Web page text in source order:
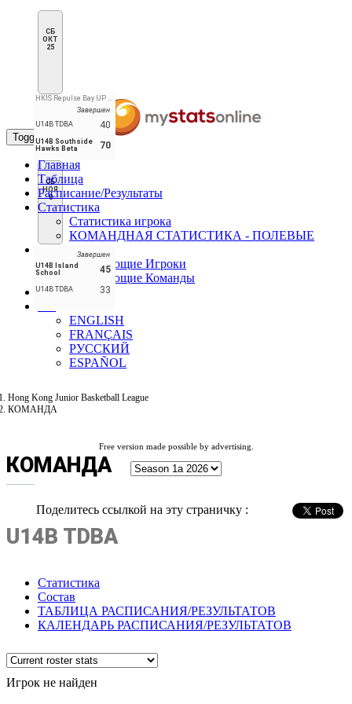
СБ
ОКТ
25
HKIS Repulse Bay UP Gym
Завершен
U14B TDBA
40
U14B Southside
Hawks Beta
70
СБ
НОЯ
8
Завершен
U14B Island
School
45
U14B TDBA 33
Toggle navigation
Главная
Таблица
Расписание/Результаты
Статистика
Статистика игрока
КОМАНДНАЯ СТАТИСТИКА - ПОЛЕВЫЕ
Лидеры
Лидирующие Игроки
Лидирующие Команды
Форум
ENGLISH
FRANÇAIS
РУССКИЙ
ESPAÑOL
Hong Kong Junior Basketball League
КОМАНДА
Free version made possible by advertising.
КОМАНДА
Поделитесь ссылкой на эту страничку :
U14B TDBA
Статистика
Состав
ТАБЛИЦА РАСПИСАНИЯ/РЕЗУЛЬТАТОВ
КАЛЕНДАРЬ РАСПИСАНИЯ/РЕЗУЛЬТАТОВ
Игрок не найден